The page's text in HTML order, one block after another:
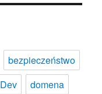
bezpieczeństwo
Dev
domena